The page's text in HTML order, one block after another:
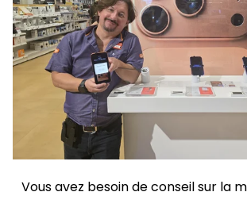
Vous avez besoin de conseil sur la